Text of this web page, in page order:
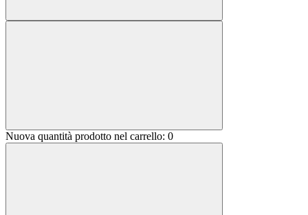
Nuova quantità prodotto nel carrello: 0